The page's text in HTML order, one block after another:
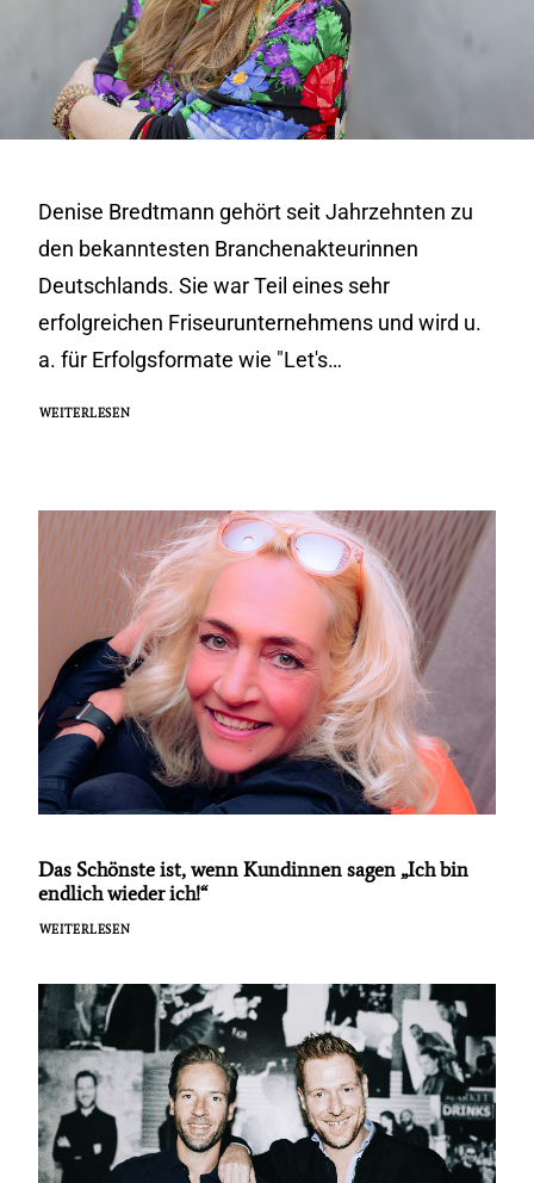
Denise Bredtmann gehört seit Jahrzehnten zu
den bekanntesten Branchenakteurinnen
Deutschlands. Sie war Teil eines sehr
erfolgreichen Friseurunternehmens und wird u.
a. für Erfolgsformate wie "Let's…
WEITERLESEN
Das Schönste ist, wenn Kundinnen sagen „Ich bin
endlich wieder ich!“
WEITERLESEN